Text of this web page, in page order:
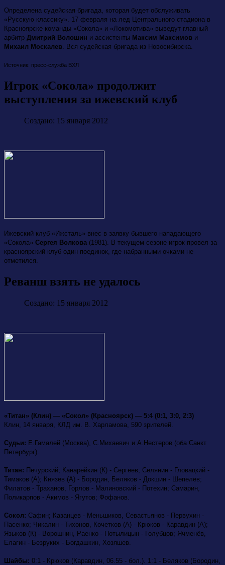
Определена судейская бригада, которая будет обслуживать
«Русскую классику». 17 февраля на лед Центрального стадиона в
Красноярске команды «Сокола» и «Локомотива» выведут главный
арбитр Дмитрий Волошин и ассистенты Максим Максимов и
Михаил Москалев . Вся судейская бригада из Новосибирска.
Источник: пресс-служба ВХЛ
Игрок «Сокола» продолжит
выступления за ижевский клуб
Создано: 15 января 2012
Ижевский клуб «Ижсталь» внес в заявку бывшего нападающего
«Сокола» Сергея Волкова (1981). В текущем сезоне игрок провел за
красноярский клуб один поединок, где набранными очками не
отметился.
Реванш взять не удалось
Создано: 15 января 2012
«Титан» (Клин) — «Сокол» (Красноярск) — 5:4 (0:1, 3:0, 2:3)
Клин, 14 января, КЛД им. В. Харламова, 590 зрителей.
Судьи: Е.Гамалей (Москва), С.Михаевич и А.Нестеров (оба Санкт
Петербург).
Титан: Печурский; Канарейкин (К) - Сергеев, Селянин - Гловацкий -
Тимаков (А); Князев (А) - Бородин, Беляков - Докшин - Шепелев;
Филатов - Траханов, Горлов - Малиновский - Потехин; Самарин,
Поликарпов - Акимов - Ягутов; Фофанов.
Сокол: Сафин; Казанцев - Меньшиков, Севастьянов - Первухин -
Пасенко; Чикалин - Тихонов, Кочетков (А) - Крюков - Каравдин (А);
Языков (К) - Ворошнин, Раенко - Потылицын - Голубцов; Ячменёв,
Елагин - Безруких - Богдашкин, Хозяшев.
Шайбы: 0:1 - Крюков (Каравдин, 06.55 - бол.). 1:1 - Беляков (Бородин,